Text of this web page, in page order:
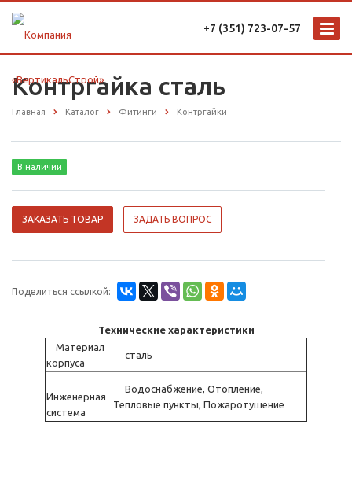
+7 (351) 723-07-57
Контргайка сталь
Главная Каталог Фитинги Контргайки
В наличии
ЗАКАЗАТЬ ТОВАР ЗАДАТЬ ВОПРОС
Поделиться ссылкой:
Технические характеристики
Материал
корпуса
сталь
Инженерная
система
Водоснабжение, Отопление,
Тепловые пункты, Пожаротушение